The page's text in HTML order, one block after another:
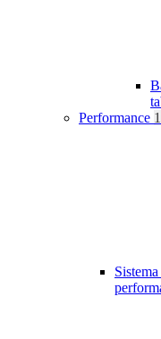
Performance